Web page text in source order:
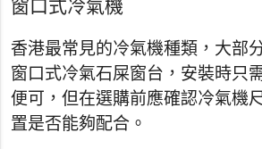
窗口式冷氣機
香港最常見的冷氣機種類，大部
窗口式冷氣石屎窗台，安裝時只
便可，但在選購前應確認冷氣機
置是否能夠配合。